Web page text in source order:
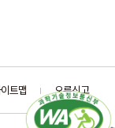
트맵 오류신고